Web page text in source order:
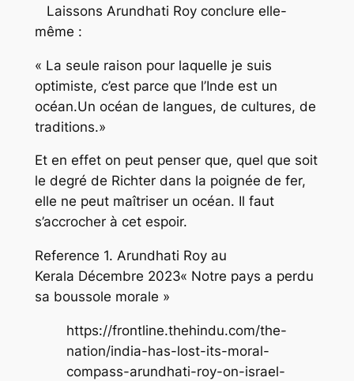
Laissons Arundhati Roy conclure elle-
même :
« La seule raison pour laquelle je suis
optimiste, c’est parce que l’Inde est un
océan.Un océan de langues, de cultures, de
traditions.»
Et en effet on peut penser que, quel que soit
le degré de Richter dans la poignée de fer,
elle ne peut maîtriser un océan. Il faut
s’accrocher à cet espoir.
Reference 1. Arundhati Roy au
Kerala Décembre 2023« Notre pays a perdu
sa boussole morale »
https://frontline.thehindu.com/the-
nation/india-has-lost-its-moral-
compass-arundhati-roy-on-israel-